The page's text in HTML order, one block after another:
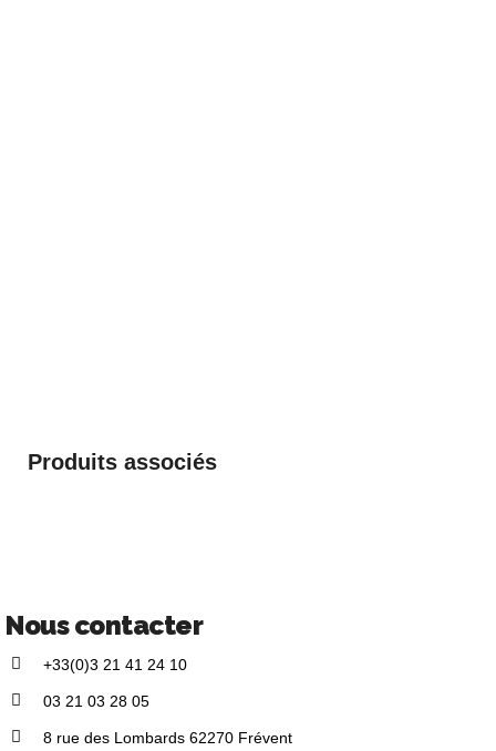
Produits associés
Nous contacter
+33(0)3 21 41 24 10
03 21 03 28 05
8 rue des Lombards 62270 Frévent